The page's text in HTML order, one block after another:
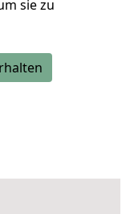
sie zu